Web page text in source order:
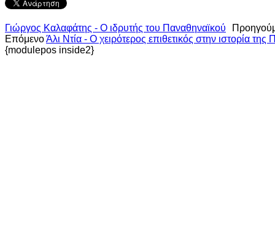
Γιώργος Καλαφάτης - Ο ιδρυτής του Παναθηναϊκού
ΕπόμενοΆλι Ντία - Ο χειρότερος επιθετικός στην ιστορία της
{modulepos inside2}